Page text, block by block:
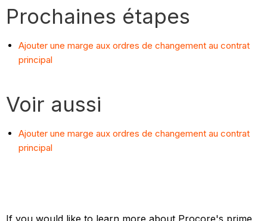
Prochaines étapes
Ajouter une marge aux ordres de changement au contrat
principal
Voir aussi
Ajouter une marge aux ordres de changement au contrat
principal